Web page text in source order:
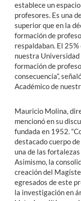
establece un
profesores. Es una
superior que en la
formación de
respaldaban. El
nuestra Universidad
formación de
consecuencia”,
Académico de
Mauricio Molina,
mencionó en su
fundada en 1952.
destacado cuerpo
una de las
Asimismo, la
creación del
egresados de este
la investigación en